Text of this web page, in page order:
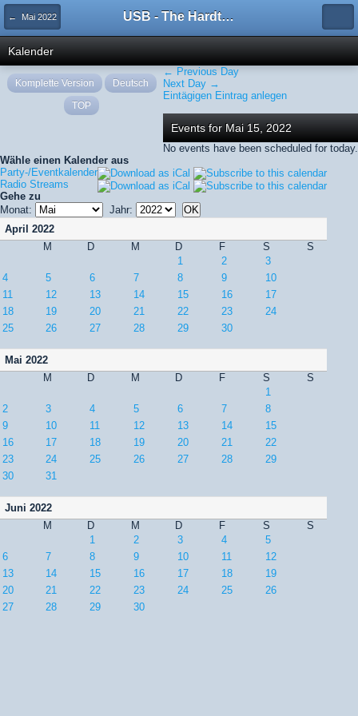
← Mai 2022 USB - The Hardtechno Family
Kalender
← Previous Day
Next Day →
Eintägigen Eintrag anlegen
Events for Mai 15, 2022
No events have been scheduled for today.
Wähle einen Kalender aus
Party-/Eventkalender
Radio Streams
Gehe zu
Monat:
Jahr:
April 2022
M
D M D F S
S
1
2
3
4
5 6 7 8 9
10
11
12 13 14 15 16
17
18
19 20 21 22 23
24
25
26 27 28 29 30
Mai 2022
M
D M D F S
S
1
2
3 4 5 6 7
8
9
10 11 12 13 14
15
16
17 18 19 20 21
22
23
24 25 26 27 28
29
30
31
Juni 2022
M
D M D F S
S
1
2 3 4
5
6
7 8 9 10 11
12
13
14 15 16 17 18
19
20
21 22 23 24 25
26
27
28 29 30
Komplette Version
Deutsch
TOP